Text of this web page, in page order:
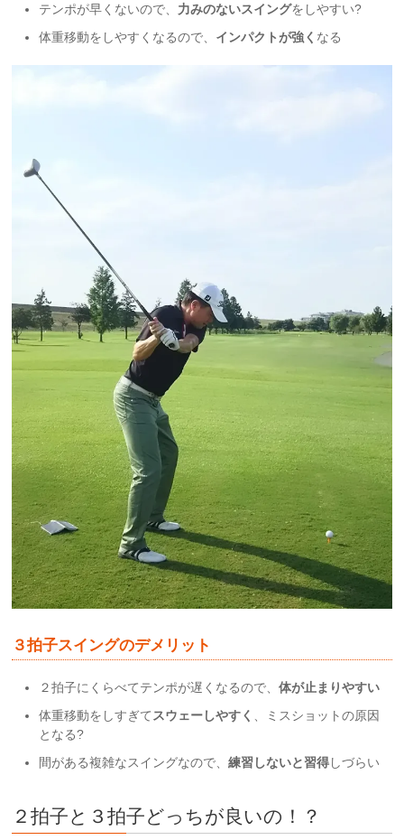
テンポが早くないので、 力みのないスイングをしやすい?
体重移動をしやすくなるので、 インパクトが強く なる
３拍子スイングのデメリット
２拍子にくらべてテンポが遅くなるので、体が止まりやすい
体重移動をしすぎて スウェーしやすく
、ミスショットの原因
となる?
間がある複雑なスイングなので、練習しないと習得しづらい
２拍子と３拍子どっちが良いの！？